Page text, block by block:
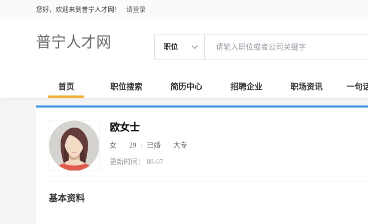
您好，欢迎来到普宁人才网！ 请登录
普宁人才网 职位
首页 职位搜索 简历中心 招聘企业 职场资讯 一句
欧女士
女 29 已婚 大专
更新时间： 08-07
基本资料